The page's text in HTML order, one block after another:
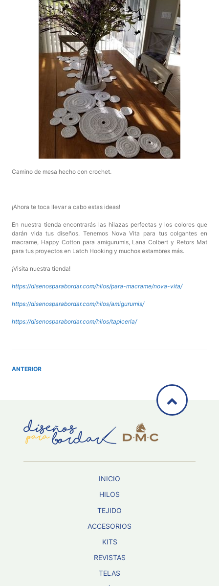
Camino de mesa hecho con crochet.
¡Ahora te toca llevar a cabo estas ideas!
En nuestra tienda encontrarás las hilazas perfectas y los colores que
darán vida tus diseños. Tenemos Nova Vita para tus colgantes en
macrame, Happy Cotton para amigurumis, Lana Colbert y Retors Mat
para tus proyectos en Latch Hooking y muchos estambres más.
¡Visita nuestra tienda!
https://disenosparabordar.com/hilos/para-macrame/nova-vita/
https://disenosparabordar.com/hilos/amigurumis/
https://disenosparabordar.com/hilos/tapiceria/
ANTERIOR
INICIO
HILOS
TEJIDO
ACCESORIOS
KITS
REVISTAS
TELAS